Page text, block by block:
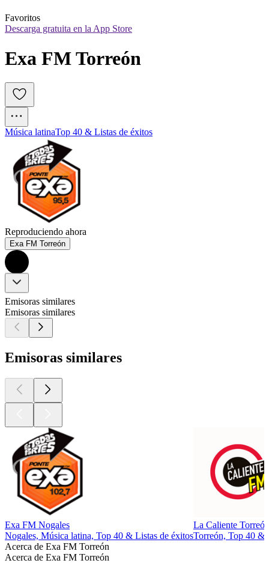
Favoritos
Descarga gratuita en la App Store
Exa FM Torreón
Música latinaTop 40 & Listas de éxitos
Reproduciendo ahora
Exa FM Torreón
Emisoras similares
Emisoras similares
Emisoras similares
Exa FM Nogales
Nogales, Música latina, Top 40 & Listas de éxitos
La Caliente
Torreón, Top 40 &
Acerca de Exa FM Torreón
Acerca de Exa FM Torreón